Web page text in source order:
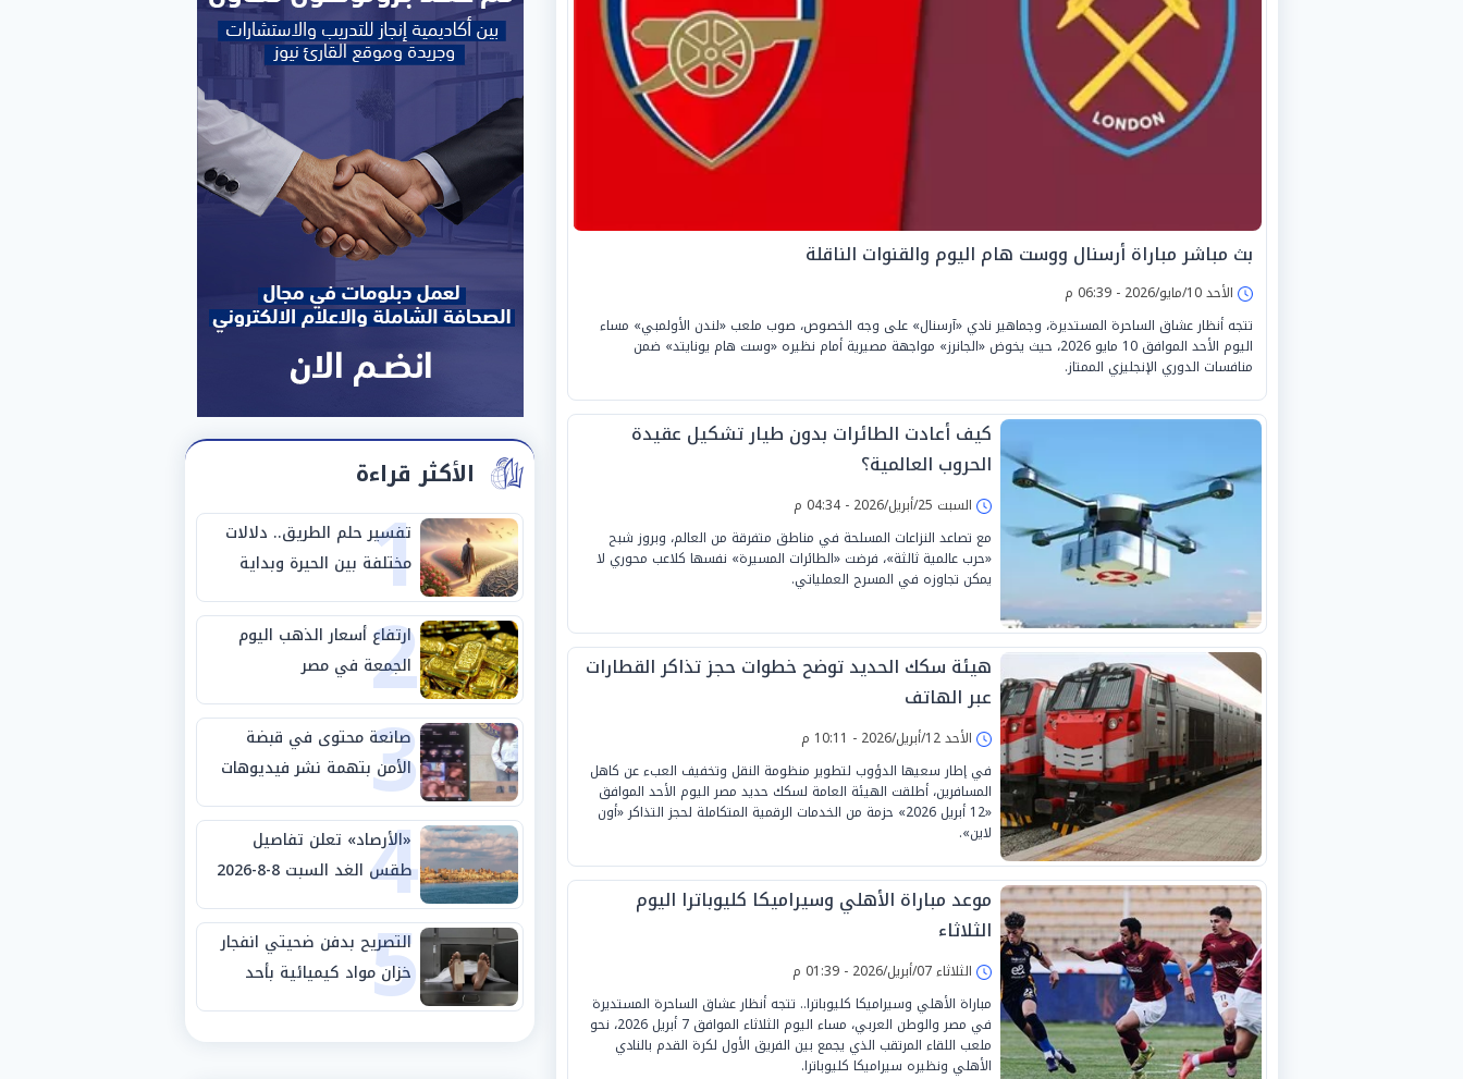
بث مباشر مباراة أرسنال ووست هام اليوم والقنوات الناقلة
الأحد 10/مايو/2026 - 06:39 م
تتجه أنظار عشاق الساحرة المستديرة، وجماهير نادي «آرسنال» على وجه الخصوص، صوب ملعب «لندن الأولمبي» مساء
اليوم الأحد الموافق 10 مايو 2026، حيث يخوض «الجانرز» مواجهة مصيرية أمام نظيره «وست هام يونايتد» ضمن
منافسات الدوري الإنجليزي الممتاز.
كيف أعادت الطائرات بدون طيار تشكيل عقيدة
الحروب العالمية؟
السبت 25/أبريل/2026 - 04:34 م
مع تصاعد النزاعات المسلحة في مناطق متفرقة من العالم، وبروز شبح
«حرب عالمية ثالثة»، فرضت «الطائرات المسيرة» نفسها كلاعب محوري لا
يمكن تجاوزه في المسرح العملياتي.
هيئة سكك الحديد توضح خطوات حجز تذاكر القطارات
عبر الهاتف
الأحد 12/أبريل/2026 - 10:11 م
في إطار سعيها الدؤوب لتطوير منظومة النقل وتخفيف العبء عن كاهل
المسافرين، أطلقت الهيئة العامة لسكك حديد مصر اليوم الأحد الموافق
«12 أبريل 2026» حزمة من الخدمات الرقمية المتكاملة لحجز التذاكر «أون
لاين».
موعد مباراة الأهلي وسيراميكا كليوباترا اليوم
الثلاثاء
الثلاثاء 07/أبريل/2026 - 01:39 م
مباراة الأهلي وسيراميكا كليوباترا.. تتجه أنظار عشاق الساحرة المستديرة
في مصر والوطن العربي، مساء اليوم الثلاثاء الموافق 7 أبريل 2026، نحو
ملعب اللقاء المرتقب الذي يجمع بين الفريق الأول لكرة القدم بالنادي
الأهلي ونظيره سيراميكا كليوباترا.
الأكثر قراءة
1
تفسير حلم الطريق.. دلالات
مختلفة بين الحيرة وبداية
مرحلة جديدة
2
ارتفاع أسعار الذهب اليوم
الجمعة في مصر
3
صانعة محتوى في قبضة
الأمن بتهمة نشر فيديوهات
خادشة للحياء
4
«الأرصاد» تعلن تفاصيل
طقس الغد السبت 8-8-2026
والظواهر الجوية
5
التصريح بدفن ضحيتي انفجار
خزان مواد كيميائية بأحد
مصانع الفيوم